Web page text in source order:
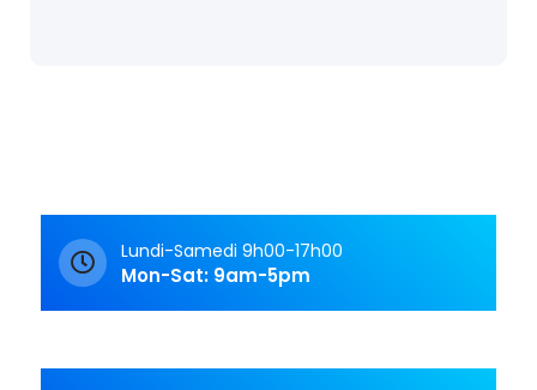
Lundi-Samedi 9h00-17h00
Mon-Sat: 9am-5pm